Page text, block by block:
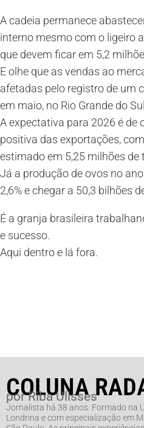
A cadeia permanece
interno mesmo com o ligeiro
que devem ficar em 5,2
E olhe que as vendas ao
afetadas pelo registro de um
em maio, no Rio Grande do
A expectativa para 2026 é de
positiva das exportações,
estimado em 5,25 milhões de
Já a produção de ovos no
2,6% e chegar a 50,3 bilhões
É a granja brasileira
e sucesso.
Aqui dentro e lá fora.
COLUNA
por Riba Ulisses
Jornalista há 38 anos. Formado na
Londrina e com especialização em